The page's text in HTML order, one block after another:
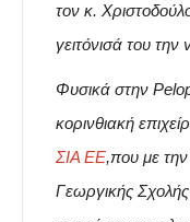
τον κ.
γειτόνισά του
Φυσικά στην
κορινθιακή
ΣΙΑ ΕΕ,που με την
Γεωργικής Σχολής